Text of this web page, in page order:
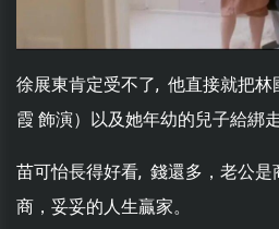
徐展東肯定受不了, 他直接就把
霞 飾演）以及她年幼的兒子給綁走
苗可怡長得好看, 錢還多，老公是
商，妥妥的人生贏家。